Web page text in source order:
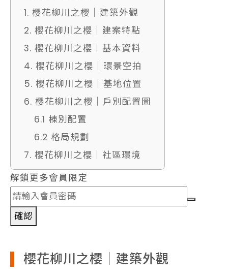
1. 櫻花柳川之櫻｜建築外觀
2. 櫻花柳川之櫻｜建案特點
3. 櫻花柳川之櫻｜基本資料
4. 櫻花柳川之櫻｜環景空拍
5. 櫻花柳川之櫻｜基地位置
6. 櫻花柳川之櫻｜戶別配置圖
6.1 棟別配置
6.2 格局規劃
7. 櫻花柳川之櫻｜社區環境
解鎖更多會員限定
確認
櫻花柳川之櫻｜建築外觀